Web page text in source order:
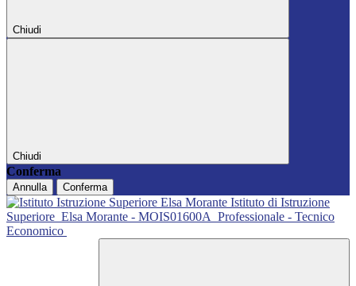
Chiudi
Chiudi
Conferma
Annulla Conferma
Istituto di Istruzione
Superiore Elsa Morante - MOIS01600A Professionale - Tecnico
Economico